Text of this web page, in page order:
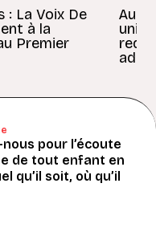
: La Voix De
à la
Premier
Au
pour l’écoute
de tout enfant en
qu’il soit, où qu’il